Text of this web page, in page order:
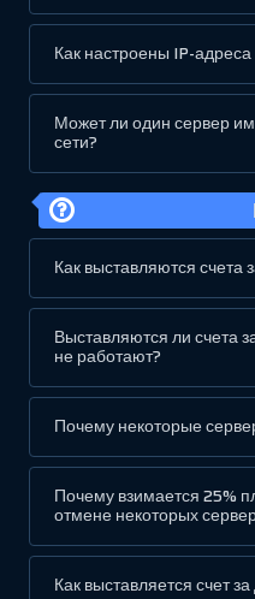
Как настроены IP-
Может ли один сервер
сети?
Как выставляются счета
Выставляются ли счета
не работают?
Почему некоторые
Почему взимается 25%
отмене некоторых
Как выставляется счет